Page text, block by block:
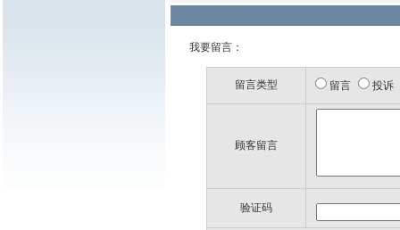
我要留言：
留言类型 留言 投诉
顾客留言
验证码